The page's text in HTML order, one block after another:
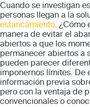
Cuando se investigan
personas llegan a la
estancamiento. ¿Cómo
manera de evitar el
abiertos a que los
permanecer abiertos a
pueden parecer
imponernos límites. De
información previa
pero con la ventaja de
convencionales o